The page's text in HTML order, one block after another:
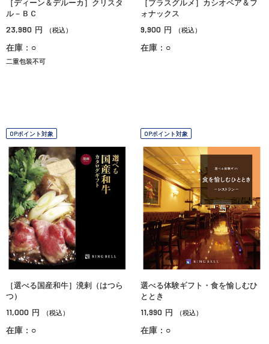
［ディーン＆デルーカ］クリスタ
ル－ＢＣ
23,980 円 （税込）
在庫：○
二重包装不可
［プラスグルメ］カシオペア＆フ
ォナックス
9,900 円 （税込）
在庫：○
OPポイント対象
［選べる国産和牛］溌剌（はつら
つ）
11,000 円 （税込）
在庫：○
OPポイント対象
選べる体験ギフト・食を愉しむひ
ととき
11,990 円 （税込）
在庫：○